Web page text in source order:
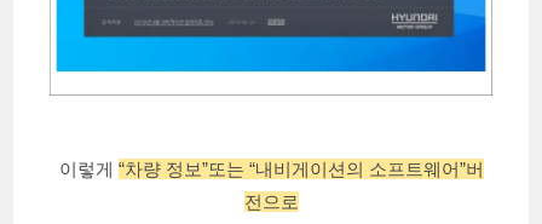
이렇게 “차량 정보”또는 “내비게이션의 소프트웨어”버
전으로